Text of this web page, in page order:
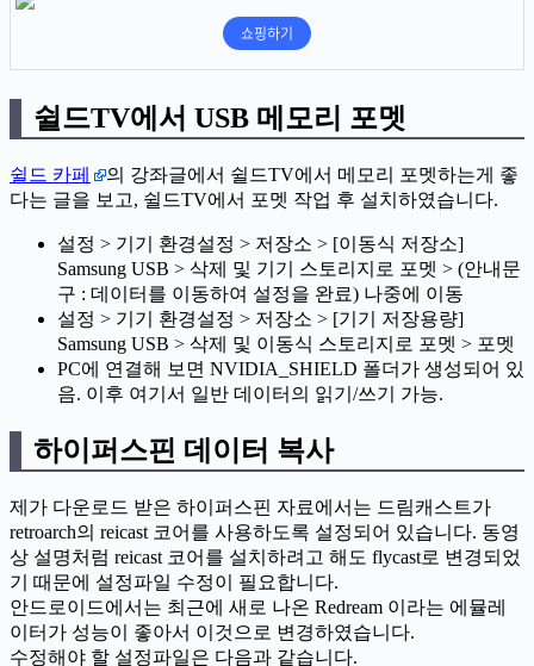
쉴드TV에서 USB 메모리 포멧
쉴드 카페
의 강좌글에서 쉴드TV에서 메모리 포멧하는게 좋
다는 글을 보고, 쉴드TV에서 포멧 작업 후 설치하였습니다.
설정 > 기기 환경설정 > 저장소 > [이동식 저장소]
Samsung USB > 삭제 및 기기 스토리지로 포멧 > (안내문
구 : 데이터를 이동하여 설정을 완료) 나중에 이동
설정 > 기기 환경설정 > 저장소 > [기기 저장용량]
Samsung USB > 삭제 및 이동식 스토리지로 포멧 > 포멧
PC에 연결해 보면 NVIDIA_SHIELD 폴더가 생성되어 있
음. 이후 여기서 일반 데이터의 읽기/쓰기 가능.
하이퍼스핀 데이터 복사
제가 다운로드 받은 하이퍼스핀 자료에서는 드림캐스트가
retroarch의 reicast 코어를 사용하도록 설정되어 있습니다. 동영
상 설명처럼 reicast 코어를 설치하려고 해도 flycast로 변경되었
기 때문에 설정파일 수정이 필요합니다.
안드로이드에서는 최근에 새로 나온 Redream 이라는 에뮬레
이터가 성능이 좋아서 이것으로 변경하였습니다.
수정해야 할 설정파일은 다음과 같습니다.